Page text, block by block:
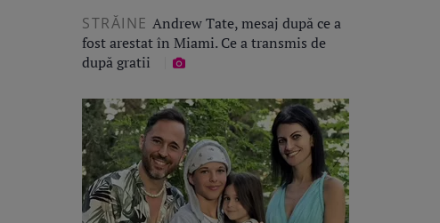
STRĂINE Andrew Tate, mesaj după ce a
fost arestat în Miami. Ce a transmis de
după gratii